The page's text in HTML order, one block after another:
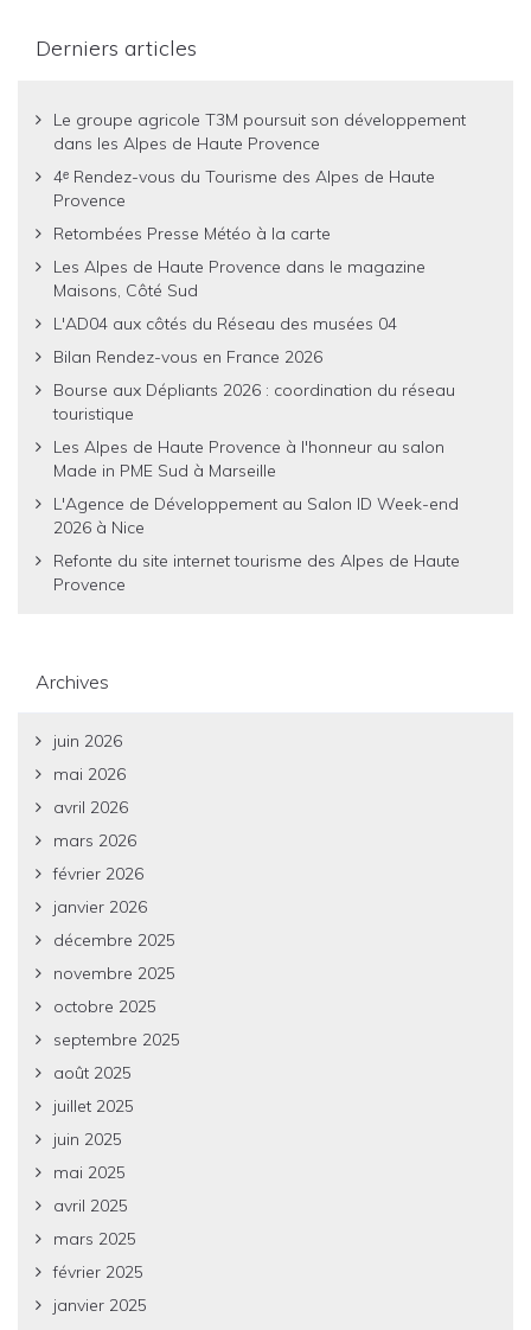
Derniers articles
Le groupe agricole T3M poursuit son développement
dans les Alpes de Haute Provence
4ᵉ Rendez-vous du Tourisme des Alpes de Haute
Provence
Retombées Presse Météo à la carte
Les Alpes de Haute Provence dans le magazine
Maisons, Côté Sud
L'AD04 aux côtés du Réseau des musées 04
Bilan Rendez-vous en France 2026
Bourse aux Dépliants 2026 : coordination du réseau
touristique
Les Alpes de Haute Provence à l'honneur au salon
Made in PME Sud à Marseille
L'Agence de Développement au Salon ID Week-end
2026 à Nice
Refonte du site internet tourisme des Alpes de Haute
Provence
Archives
juin 2026
mai 2026
avril 2026
mars 2026
février 2026
janvier 2026
décembre 2025
novembre 2025
octobre 2025
septembre 2025
août 2025
juillet 2025
juin 2025
mai 2025
avril 2025
mars 2025
février 2025
janvier 2025